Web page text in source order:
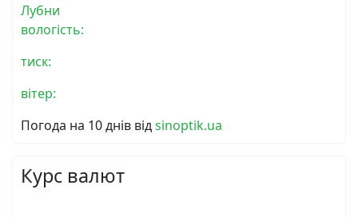
Лубни
вологість:
тиск:
вітер:
Погода на 10 днів відsinoptik.ua
Курс валют